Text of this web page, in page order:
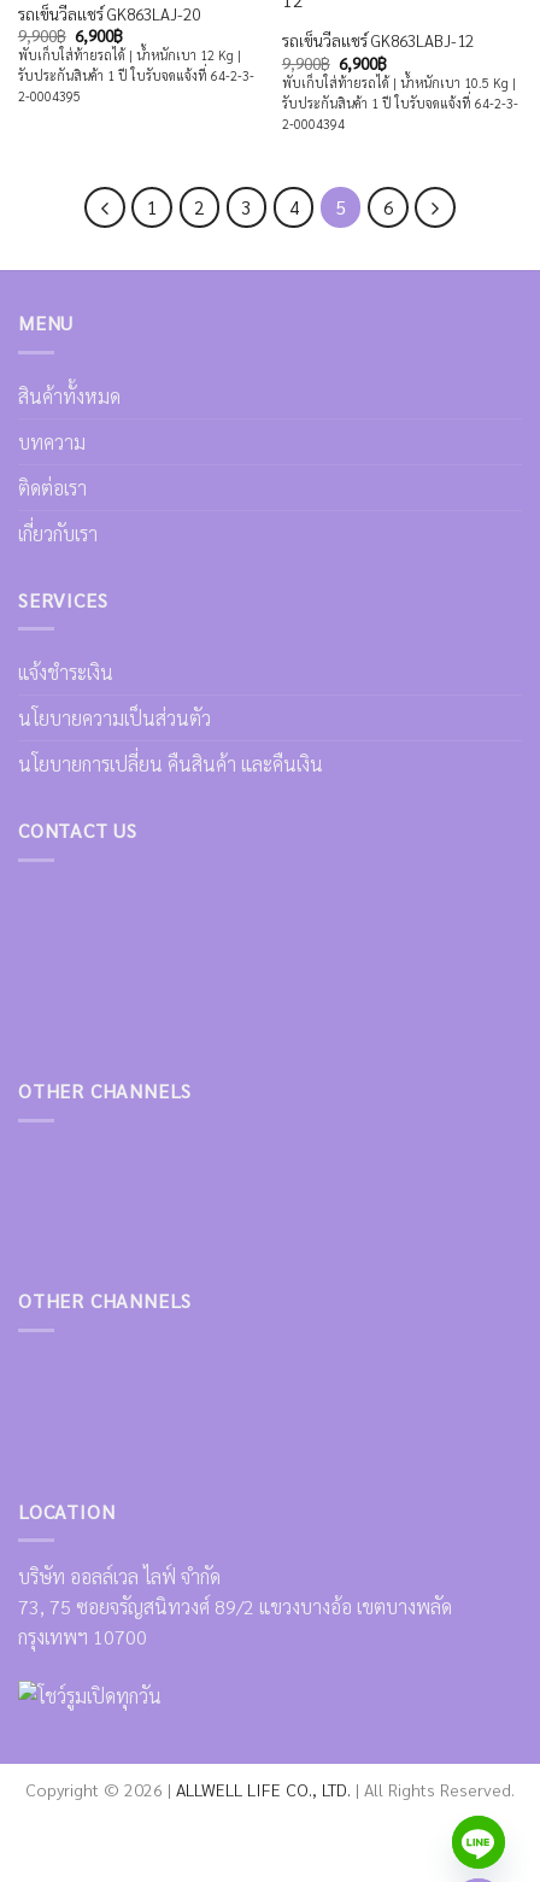
รถเข็นวีลแชร์ GK863LAJ-20
9,900฿ Original
price
was:
9,900฿.
6,900฿Current
price
is:
6,900฿.
พับเก็บใส่ท้ายรถได้ | น้ำหนักเบา 12 Kg |
รับประกันสินค้า 1 ปี ใบรับจดแจ้งที่ 64-2-3-
2-0004395
รถเข็นวีลแชร์ GK863LABJ-12
9,900฿ Original
price
was:
9,900฿.
6,900฿Current
price
is:
6,900฿.
พับเก็บใส่ท้ายรถได้ | น้ำหนักเบา 10.5 Kg |
รับประกันสินค้า 1 ปี ใบรับจดแจ้งที่ 64-2-3-
2-0004394
1 2 3 4 5 6
MENU
สินค้าทั้งหมด
บทความ
ติดต่อเรา
เกี่ยวกับเรา
SERVICES
แจ้งชำระเงิน
นโยบายความเป็นส่วนตัว
นโยบายการเปลี่ยน คืนสินค้า และคืนเงิน
CONTACT US
OTHER CHANNELS
OTHER CHANNELS
LOCATION
บริษัท ออลล์เวล ไลฟ์ จำกัด
73, 75 ซอยจรัญสนิทวงศ์ 89/2 แขวงบางอ้อ เขตบางพลัด
กรุงเทพฯ 10700
Copyright © 2026 | ALLWELL LIFE CO., LTD. | All Rights Reserved.